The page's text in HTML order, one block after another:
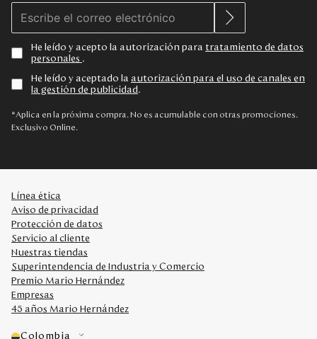
He leído y acepto la autorización para tratamiento de datos
personales .
He leído y aceptado la autorización para el uso de canales en
la gestión de publicidad .
*Aplica en la próxima compra. No es acumulable con otras promociones.
Exclusivo Online.
Línea ética
Aviso de privacidad
Protección de datos
Servicio al cliente
Nuestras tiendas
Superintendencia de Industria y Comercio
Premio Mario Hernández
Empresas
45 años Mario Hernández
Colombia